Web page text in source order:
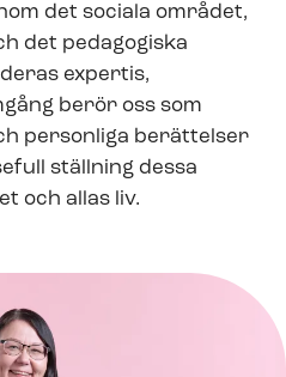
det sociala området,
det pedagogiska
expertis,
berör oss som
personliga berättelser
ställning dessa
och allas liv.